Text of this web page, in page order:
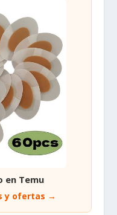
en Temu
y ofertas →